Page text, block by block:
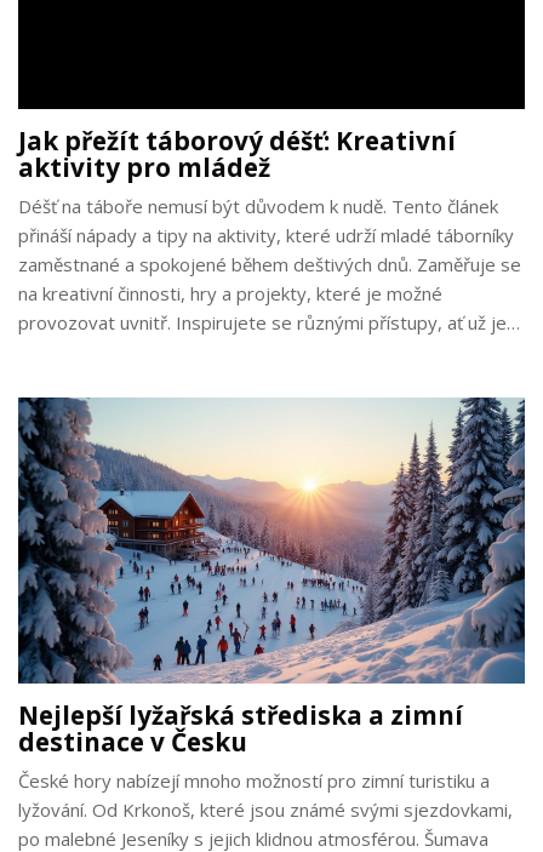
Jak přežít táborový déšť: Kreativní
aktivity pro mládež
Déšť na táboře nemusí být důvodem k nudě. Tento článek
přináší nápady a tipy na aktivity, které udrží mladé táborníky
zaměstnané a spokojené během deštivých dnů. Zaměřuje se
na kreativní činnosti, hry a projekty, které je možné
provozovat uvnitř. Inspirujete se různými přístupy, ať už je
dobrou náladu i v mokrém prostředí.
Nejlepší lyžařská střediska a zimní
destinace v Česku
České hory nabízejí mnoho možností pro zimní turistiku a
lyžování. Od Krkonoš, které jsou známé svými sjezdovkami,
po malebné Jeseníky s jejich klidnou atmosférou. Šumava